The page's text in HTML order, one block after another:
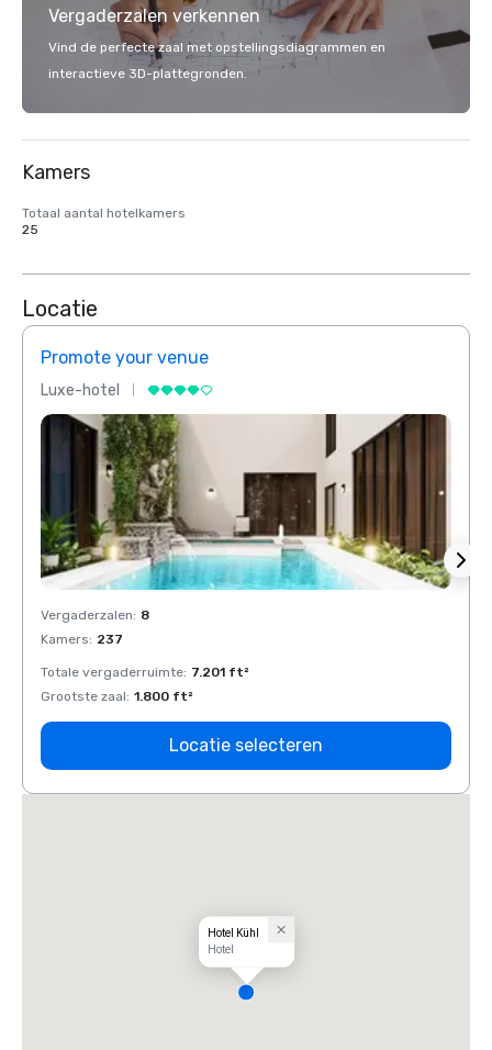
Vergaderzalen verkennen
Vind de perfecte zaal met opstellingsdiagrammen en
interactieve 3D-plattegronden.
Kamers
Totaal aantal hotelkamers
25
Locatie
Promote your venue
Luxe-hotel
Vergaderzalen: 8
Kamers: 237
Totale vergaderruimte: 7.201 ft²
Grootste zaal: 1.800 ft²
Locatie selecteren
Hotel Kühl
Hotel